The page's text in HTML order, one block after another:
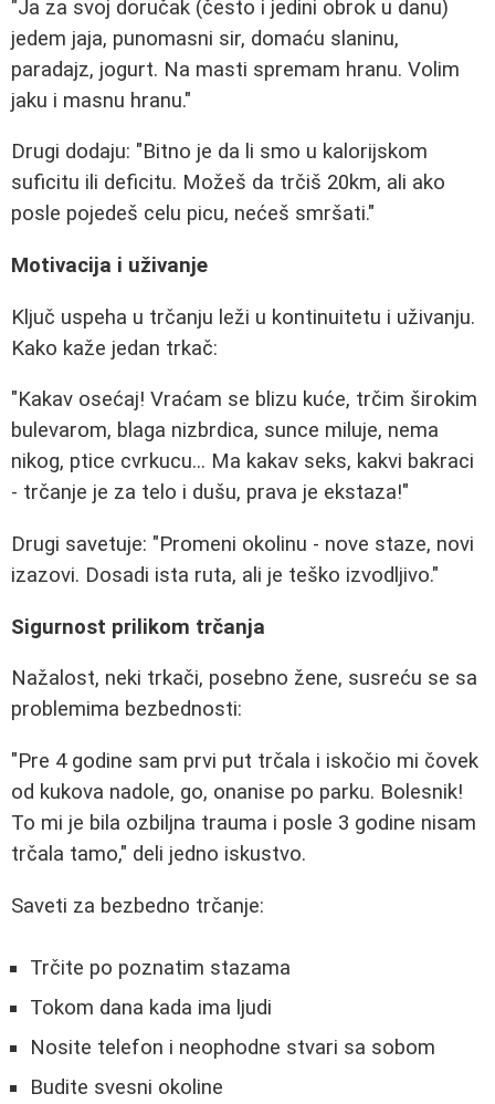
"Ja za svoj doručak (često i jedini obrok u danu)
jedem jaja, punomasni sir, domaću slaninu,
paradajz, jogurt. Na masti spremam hranu. Volim
jaku i masnu hranu."
Drugi dodaju: "Bitno je da li smo u kalorijskom
suficitu ili deficitu. Možeš da trčiš 20km, ali ako
posle pojedeš celu picu, nećeš smršati."
Motivacija i uživanje
Ključ uspeha u trčanju leži u kontinuitetu i uživanju.
Kako kaže jedan trkač:
"Kakav osećaj! Vraćam se blizu kuće, trčim širokim
bulevarom, blaga nizbrdica, sunce miluje, nema
nikog, ptice cvrkucu... Ma kakav seks, kakvi bakraci
- trčanje je za telo i dušu, prava je ekstaza!"
Drugi savetuje: "Promeni okolinu - nove staze, novi
izazovi. Dosadi ista ruta, ali je teško izvodljivo."
Sigurnost prilikom trčanja
Nažalost, neki trkači, posebno žene, susreću se sa
problemima bezbednosti:
"Pre 4 godine sam prvi put trčala i iskočio mi čovek
od kukova nadole, go, onanise po parku. Bolesnik!
To mi je bila ozbiljna trauma i posle 3 godine nisam
trčala tamo," deli jedno iskustvo.
Saveti za bezbedno trčanje:
Trčite po poznatim stazama
Tokom dana kada ima ljudi
Nosite telefon i neophodne stvari sa sobom
Budite svesni okoline